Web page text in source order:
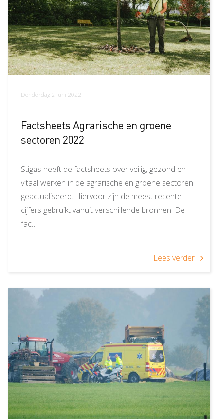
Donderdag 2 juni 2022
Factsheets Agrarische en groene
sectoren 2022
Stigas heeft de factsheets over veilig, gezond en
vitaal werken in de agrarische en groene sectoren
geactualiseerd. Hiervoor zijn de meest recente
cijfers gebruikt vanuit verschillende bronnen. De
fac…
Lees verder